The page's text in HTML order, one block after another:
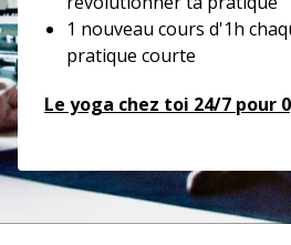
1 nouveau cours d'1h
pratique courte
Le yoga chez toi 24/7 pour